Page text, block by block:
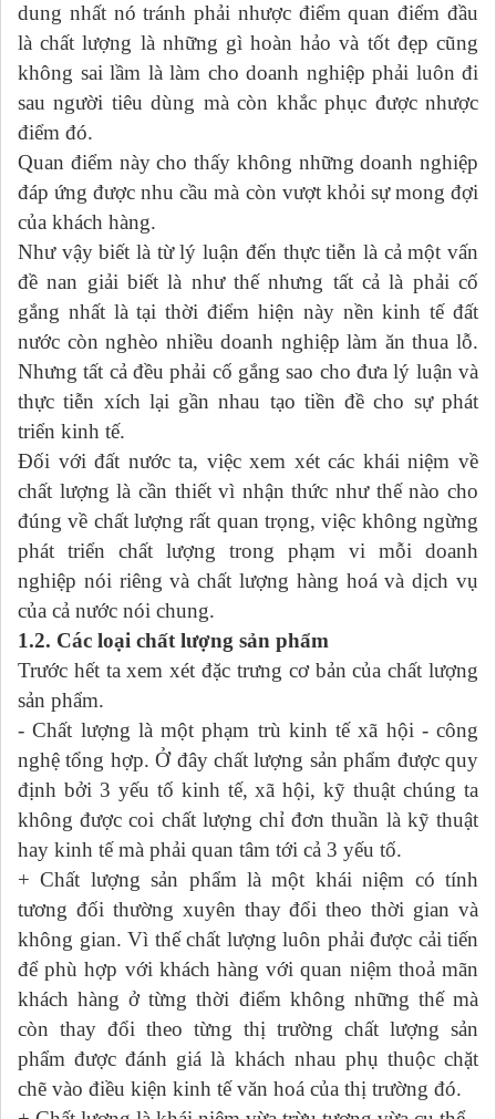
dung nhất nó tránh phải nhược điểm quan điểm đầu
là chất lượng là những gì hoàn hảo và tốt đẹp cũng
không sai lầm là làm cho doanh nghiệp phải luôn đi
sau người tiêu dùng mà còn khắc phục được nhược
điểm đó.
Quan điểm này cho thấy không những doanh nghiệp
đáp ứng được nhu cầu mà còn vượt khỏi sự mong đợi
của khách hàng.
Như vậy biết là từ lý luận đến thực tiễn là cả một vấn
đề nan giải biết là như thế nhưng tất cả là phải cố
gắng nhất là tại thời điểm hiện này nền kinh tế đất
nước còn nghèo nhiều doanh nghiệp làm ăn thua lỗ.
Nhưng tất cả đều phải cố gắng sao cho đưa lý luận và
thực tiễn xích lại gần nhau tạo tiền đề cho sự phát
triển kinh tế.
Đối với đất nước ta, việc xem xét các khái niệm về
chất lượng là cần thiết vì nhận thức như thế nào cho
đúng về chất lượng rất quan trọng, việc không ngừng
phát triển chất lượng trong phạm vi mỗi doanh
nghiệp nói riêng và chất lượng hàng hoá và dịch vụ
của cả nước nói chung.
1.2. Các loại chất lượng sản phẩm
Trước hết ta xem xét đặc trưng cơ bản của chất lượng
sản phẩm.
- Chất lượng là một phạm trù kinh tế xã hội - công
nghệ tổng hợp. Ở đây chất lượng sản phẩm được quy
định bởi 3 yếu tố kinh tế, xã hội, kỹ thuật chúng ta
không được coi chất lượng chỉ đơn thuần là kỹ thuật
hay kinh tế mà phải quan tâm tới cả 3 yếu tố.
+ Chất lượng sản phẩm là một khái niệm có tính
tương đối thường xuyên thay đổi theo thời gian và
không gian. Vì thế chất lượng luôn phải được cải tiến
để phù hợp với khách hàng với quan niệm thoả mãn
khách hàng ở từng thời điểm không những thế mà
còn thay đổi theo từng thị trường chất lượng sản
phẩm được đánh giá là khách nhau phụ thuộc chặt
chẽ vào điều kiện kinh tế văn hoá của thị trường đó.